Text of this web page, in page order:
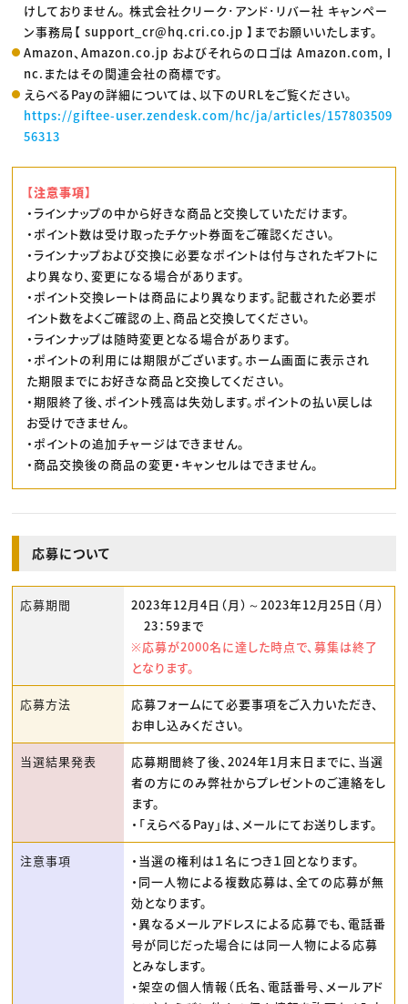
けしておりません。 株式会社クリーク･アンド･リバー社 キャンペー
ン事務局【 support_cr@hq.cri.co.jp 】までお願いいたします。
Amazon、Amazon.co.jp およびそれらのロゴは Amazon.com, I
nc.またはその関連会社の商標です。
えらべるPayの詳細については、以下のURLをご覧ください。
https://giftee-user.zendesk.com/hc/ja/articles/157803509
56313
【注意事項】
・ラインナップの中から好きな商品と交換していただけます。
・ポイント数は受け取ったチケット券面をご確認ください。
・ラインナップおよび交換に必要なポイントは付与されたギフトに
より異なり、変更になる場合があります。
・ポイント交換レートは商品により異なります。記載された必要ポ
イント数をよくご確認の上、商品と交換してください。
・ラインナップは随時変更となる場合があります。
・ポイントの利用には期限がございます。ホーム画面に表示され
た期限までにお好きな商品と交換してください。
・期限終了後、ポイント残高は失効します。ポイントの払い戻しは
お受けできません。
・ポイントの追加チャージはできません。
・商品交換後の商品の変更・キャンセルはできません。
応募について
応募期間
2023年12月4日（月）～2023年12月25日（月）
23：59まで
※応募が2000名に達した時点で、募集は終了
となります。
応募方法
応募フォームにて必要事項をご入力いただき、
お申し込みください。
当選結果発表
応募期間終了後、2024年1月末日までに、当選
者の方にのみ弊社からプレゼントのご連絡をし
ます。
・「えらべるPay」は、メールにてお送りします。
注意事項
・当選の権利は１名につき１回となります。
・同一人物による複数応募は、全ての応募が無
効となります。
・異なるメールアドレスによる応募でも、電話番
号が同じだった場合には同一人物による応募
とみなします。
・架空の個人情報（氏名、電話番号、メールアド